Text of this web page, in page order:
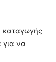
καταγωγής
για να